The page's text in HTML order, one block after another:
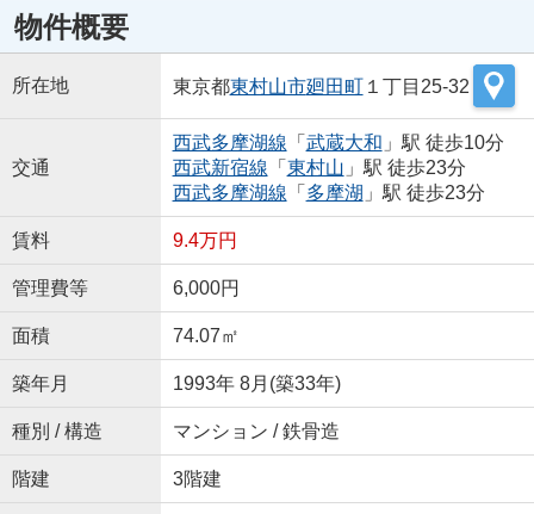
物件概要
所在地 東京都東村山市廻田町１丁目25-32
交通
西武多摩湖線 「 武蔵大和 」駅 徒歩10分
西武新宿線 「 東村山 」駅 徒歩23分
西武多摩湖線 「 多摩湖 」駅 徒歩23分
賃料 9.4万円
管理費等 6,000円
面積 74.07㎡
築年月 1993年 8月(築33年)
種別 / 構造 マンション / 鉄骨造
階建 3階建